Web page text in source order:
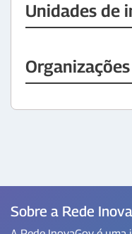
Unidades de
Organizações
Sobre a Rede